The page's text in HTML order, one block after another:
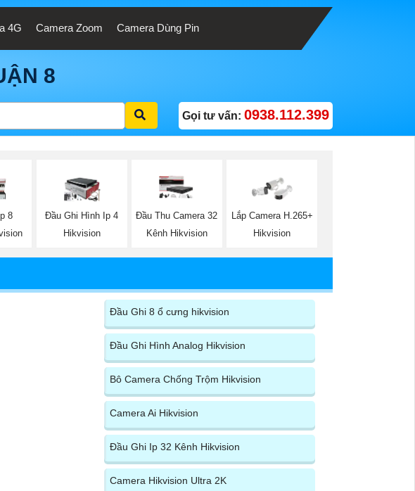
4G Camera Zoom Camera Dùng Pin
8
Gọi tư vấn: 0938.112.399
8
Đầu Ghi Hình Ip 4
Hikvision
Đầu Thu Camera 32
Kênh Hikvision
Lắp Camera H.265+
Hikvision
Đầu Ghi 8 ổ cưng hikvision
Đầu Ghi Hình Analog Hikvision
Bô Camera Chống Trộm Hikvision
Camera Ai Hikvision
Đầu Ghi Ip 32 Kênh Hikvision
Camera Hikvision Ultra 2K